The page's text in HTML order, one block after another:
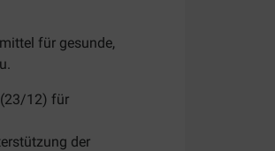
für gesunde,
12) für
der